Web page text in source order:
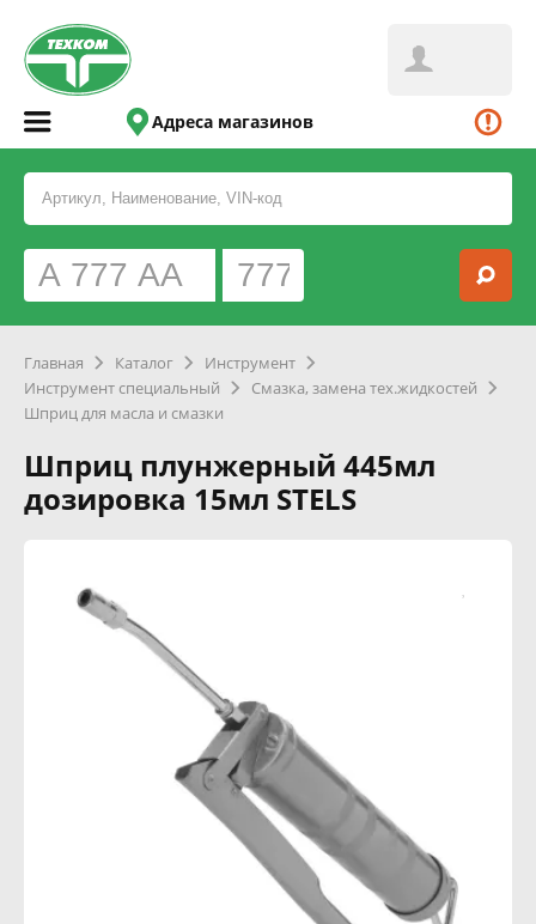
Адреса магазинов
Главная Каталог
Инструмент
Инструмент специальный
Смазка, замена тех.жидкостей
Шприц для масла и смазки
Шприц плунжерный 445мл
дозировка 15мл STELS